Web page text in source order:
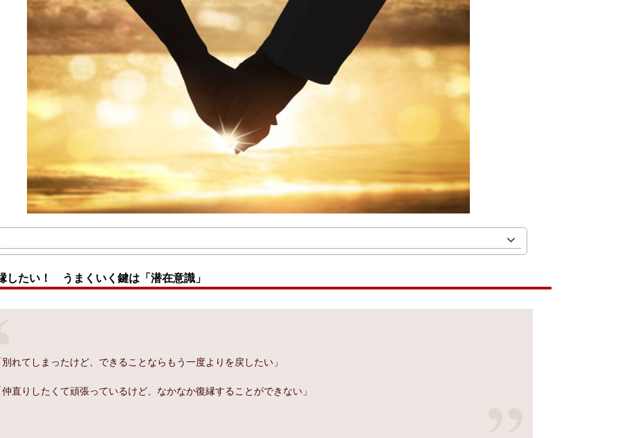
したい！ うまくいく鍵は「潜在意識」
れてしまったけど、できることならもう一度よりを戻したい」
直りしたくて頑張っているけど、なかなか復縁することができない」